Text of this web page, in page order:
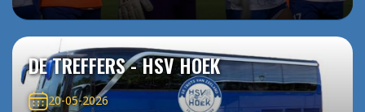
DE TREFFERS - HSV HOEK
20-05-2026